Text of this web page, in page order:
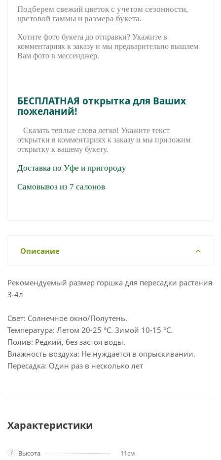
Подберем свежий цветок с учетом сезонности,
цветовой гаммы и размера букета.
Хотите фото букета до отправки? Укажите в
комментариях к заказу и мы предварительно вышлем
Вам фото в мессенджер.
БЕСПЛАТНАЯ открытка для Ваших
пожеланий!
Сказать теплые слова легко! Укажите текст
открытки в комментариях к заказу и мы приложим
открытку к вашему букету.
Доставка по Уфе и пригороду
Самовывоз из 7 салонов
Описание
Рекомендуемый размер горшка для пересадки растения
3-4л
Свет: Солнечное окно/Полутень.
Температура: Летом 20-25 °С. Зимой 10-15 °С.
Полив: Редкий, без застоя воды.
Влажность воздуха: Не нуждается в опрыскивании.
Пересадка: Один раз в несколько лет
Характеристики
? Высота 11см